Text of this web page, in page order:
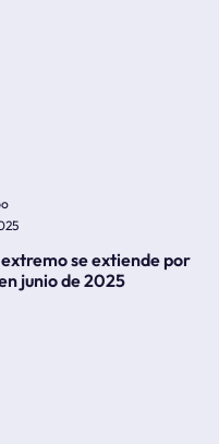
se extiende por
junio de 2025